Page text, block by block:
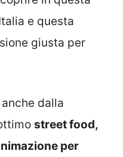
e questa
giusta per
dalla
street food,
per